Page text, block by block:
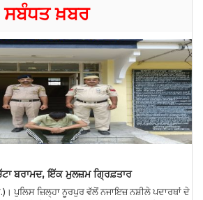
ਸਬੰਧਤ ਖ਼ਬਰ
ਬਰਾਮਦ, ਇੱਕ ਮੁਲਜ਼ਮ ਗ੍ਰਿਫ਼ਤਾਰ
ਪੁਲਿਸ ਜ਼ਿਲ੍ਹਾ ਨੂਰਪੁਰ ਵੱਲੋਂ ਨਜਾਇਜ਼ ਨਸ਼ੀਲੇ ਪਦਾਰਥਾਂ ਦੇ